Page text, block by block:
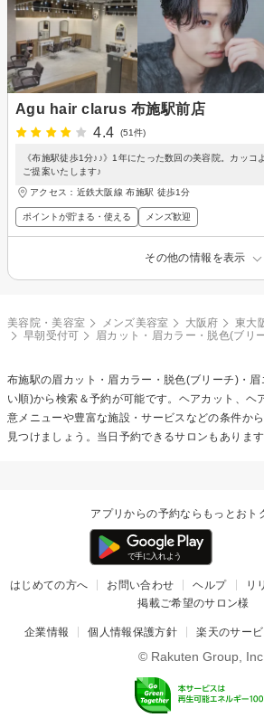
Agu hair clarus 布施駅前店
4.4
(51件)
《布施駅徒歩1分♪♪》1年にたった数回の美容院。カッコ
ご提案いたします♪
アクセス：近鉄大阪線 布施駅 徒歩1分
ポイントが貯まる・使える メンズ歓迎
その他の情報を表示
美容院・美容室 メンズ美容室 大阪府 東大
早朝受付可
眉カット・眉カラー・脱色(ブリ
布施駅の眉カット・眉カラー・脱色(ブリーチ)・眉
い順)から検索＆予約が可能です。ヘアカット、ヘ
意メニューや豊富な施設・サービスなどの条件か
見つけましょう。当日予約できるサロンもあります
アプリからの予約ならもっとおト
はじめての方へ お問い合わせ ヘルプ リ
掲載ご希望のサロン様
企業情報 個人情報保護方針 楽天のサー
© Rakuten Group, Inc.